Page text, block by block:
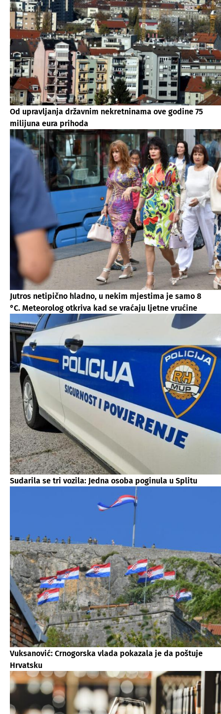
Od upravljanja državnim nekretninama ove godine 75
milijuna eura prihoda
Jutros netipično hladno, u nekim mjestima je samo 8
°C. Meteorolog otkriva kad se vraćaju ljetne vrućine
Sudarila se tri vozila: Jedna osoba poginula u Splitu
Vuksanović: Crnogorska vlada pokazala je da poštuje
Hrvatsku